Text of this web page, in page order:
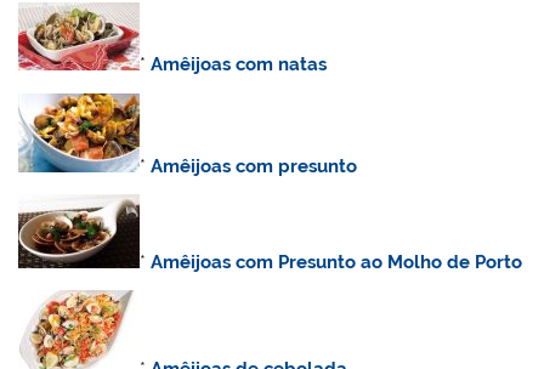
*Amêijoas com natas
*Amêijoas com presunto
*Amêijoas com Presunto ao Molho de Porto